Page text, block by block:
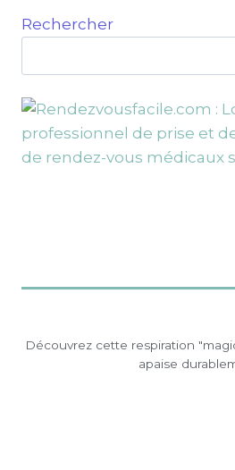
Rechercher
Découvrez cette respiration
apaise